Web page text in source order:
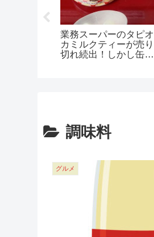
業務スーパーのタピオ
カミルクティーが売り
切れ続出！しかし缶入
調味料
グルメ